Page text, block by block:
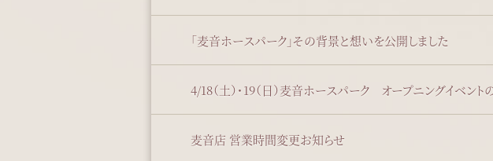
「麦音ホースパーク」その背景と想いを公開しました
4/18（土）・19（日）麦音ホースパーク オープニングイベント
麦音店 営業時間変更お知らせ